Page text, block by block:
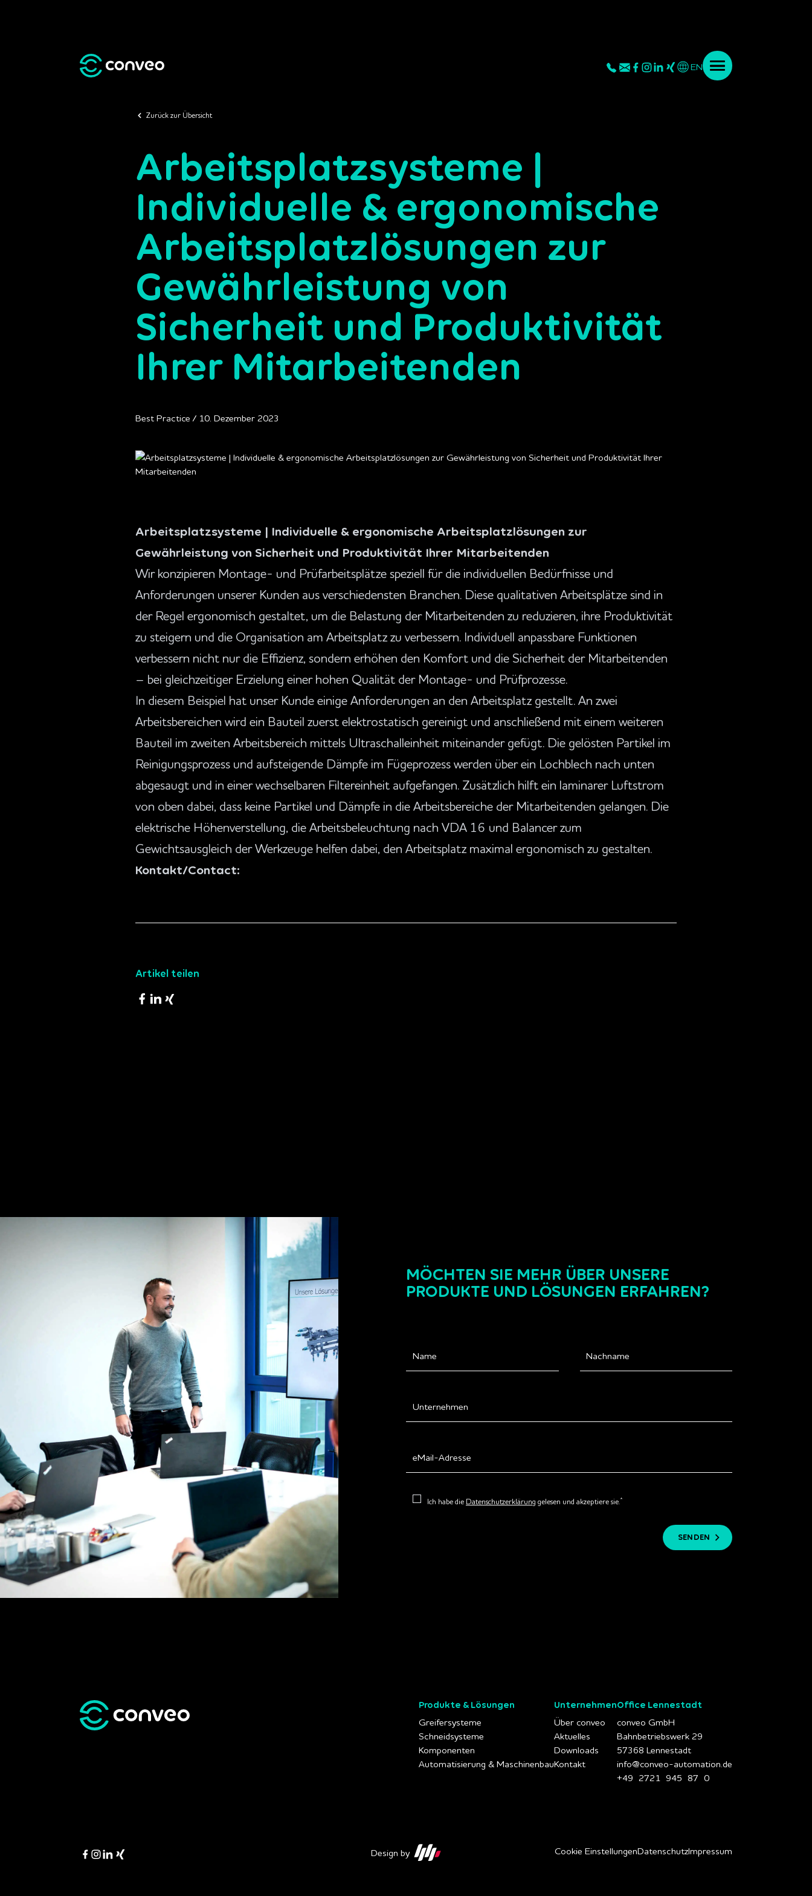
EN
Greifersysteme
Zurück zur Übersicht
Arbeitsplatzsysteme |
Individuelle & ergonomische
Arbeitsplatzlösungen zur
Gewährleistung von
Sicherheit und Produktivität
Ihrer Mitarbeitenden
Best Practice / 10. Dezember 2023
Arbeitsplatzsysteme | Individuelle & ergonomische Arbeitsplatzlösungen zur
Gewährleistung von Sicherheit und Produktivität Ihrer Mitarbeitenden
Wir konzipieren Montage- und Prüfarbeitsplätze speziell für die individuellen Bedürfnisse und
Anforderungen unserer Kunden aus verschiedensten Branchen. Diese qualitativen Arbeitsplätze sind in
der Regel ergonomisch gestaltet, um die Belastung der Mitarbeitenden zu reduzieren, ihre Produktivität
zu steigern und die Organisation am Arbeitsplatz zu verbessern. Individuell anpassbare Funktionen
verbessern nicht nur die Effizienz, sondern erhöhen den Komfort und die Sicherheit der Mitarbeitenden
– bei gleichzeitiger Erzielung einer hohen Qualität der Montage- und Prüfprozesse.
In diesem Beispiel hat unser Kunde einige Anforderungen an den Arbeitsplatz gestellt. An zwei
Arbeitsbereichen wird ein Bauteil zuerst elektrostatisch gereinigt und anschließend mit einem weiteren
Bauteil im zweiten Arbeitsbereich mittels Ultraschalleinheit miteinander gefügt. Die gelösten Partikel im
Reinigungsprozess und aufsteigende Dämpfe im Fügeprozess werden über ein Lochblech nach unten
abgesaugt und in einer wechselbaren Filtereinheit aufgefangen. Zusätzlich hilft ein laminarer Luftstrom
von oben dabei, dass keine Partikel und Dämpfe in die Arbeitsbereiche der Mitarbeitenden gelangen. Die
elektrische Höhenverstellung, die Arbeitsbeleuchtung nach VDA 16 und Balancer zum
Gewichtsausgleich der Werkzeuge helfen dabei, den Arbeitsplatz maximal ergonomisch zu gestalten.
Kontakt/Contact:
Artikel teilen
MÖCHTEN SIE MEHR ÜBER UNSERE
PRODUKTE UND LÖSUNGEN ERFAHREN?
Ich habe die Datenschutzerklärung gelesen und akzeptiere sie. *
SENDEN
Produkte & Lösungen
Greifersysteme
Schneidsysteme
Komponenten
Automatisierung & Maschinenbau
Unternehmen
Über conveo
Aktuelles
Downloads
Kontakt
Office Lennestadt
conveo GmbH
Bahnbetriebswerk 29
57368 Lennestadt
info@conveo-automation.de
+49 2721 945 87 0
Design by Cookie EinstellungenDatenschutzImpressum